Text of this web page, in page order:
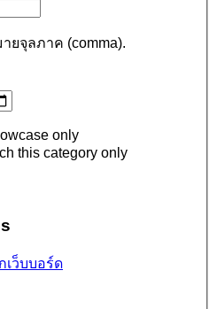
ยจุลภาค (comma).
only
this category only
เว็บบอร์ด